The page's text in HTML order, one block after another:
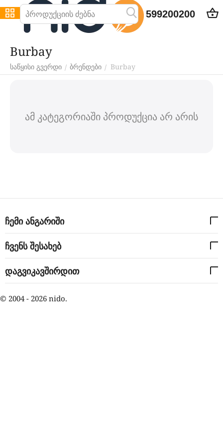
599200200
Burbay
საწყისი გვერდი / ბრენდები / Burbay
ამ კატეგორიაში პროდუქცია არ არის
ჩემი ანგარიში
ჩვენს შესახებ
დაგვიკავშირდით
© 2004 - 2026 nido.